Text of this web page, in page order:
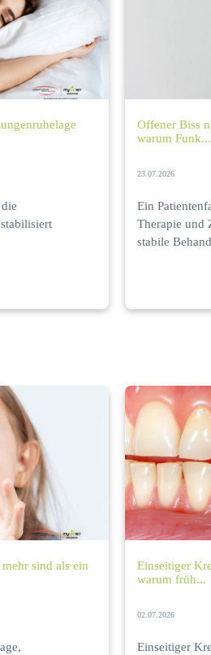
Offener Biss
warum Funk...
23.07.2026
Ein
Therapie und
stabile
sind als ein
Einseitiger
warum früh...
02.07.2026
Einseitiger